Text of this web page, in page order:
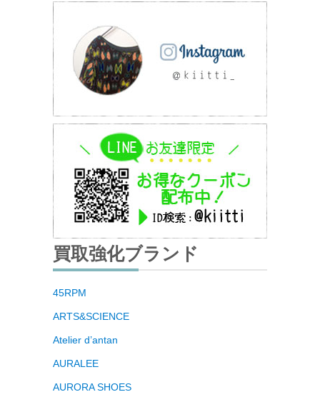
買取強化ブランド
45RPM
ARTS&SCIENCE
Atelier d’antan
AURALEE
AURORA SHOES